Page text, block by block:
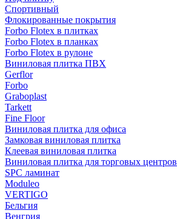
Спортивный
Флокированные покрытия
Forbo Flotex в плитках
Forbo Flotex в планках
Forbo Flotex в рулоне
Виниловая плитка ПВХ
Gerflor
Forbo
Graboplast
Tarkett
Fine Floor
Виниловая плитка для офиса
Замковая виниловая плитка
Клеевая виниловая плитка
Виниловая плитка для торговых центров
SPC ламинат
Moduleo
VERTIGO
Бельгия
Венгрия